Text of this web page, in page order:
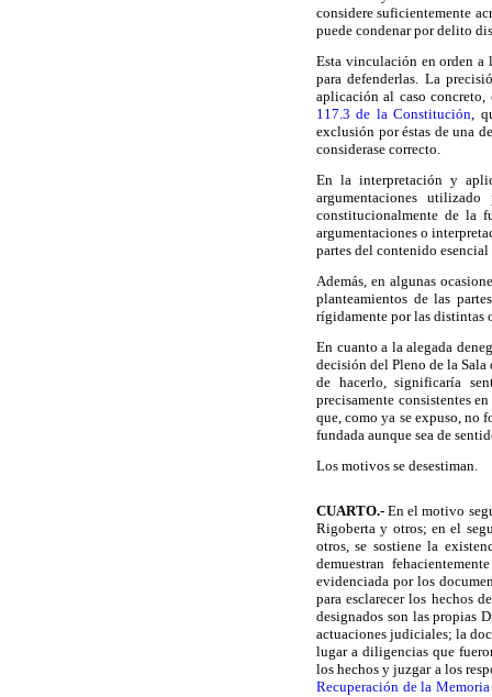
considere suficientemente
puede condenar por delito
Esta vinculación en orden a
para defenderlas. La
aplicación al caso
117.3 de la Constitución,
exclusión por éstas de una
considerase correcto.
En la interpretación y
argumentaciones
constitucionalmente de la
argumentaciones o
partes del contenido
Además, en algunas
planteamientos de las
rígidamente por las distintas
En cuanto a la alegada
decisión del Pleno de la
de hacerlo, significaría
precisamente consistentes
que, como ya se expuso, no
fundada aunque sea de
Los motivos se desestiman.
CUARTO.-En el motivo
Rigoberta y otros; en el
otros, se sostiene la
demuestran
evidenciada por los
para esclarecer los hechos
designados son las propias
actuaciones judiciales; la
lugar a diligencias que
los hechos y juzgar a los
Recuperación de la